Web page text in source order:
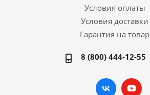
Условия оплаты
Условия доставки
Гарантия на товар
8 (800) 444-12-55